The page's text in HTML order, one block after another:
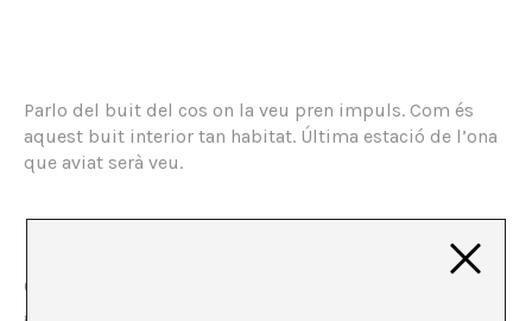
Parlo del buit del cos on la veu pren impuls. Com és
aquest buit interior tan habitat. Última estació de l’ona
que aviat serà veu.
Ona enorme i absoluta matisada pel viatge. De quina
galàxia, temps o bassal. Quants pits ha travessat?